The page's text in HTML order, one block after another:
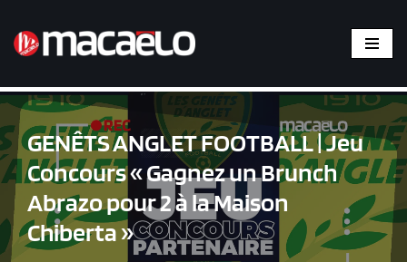
Aller
au
contenu
GENÊTS ANGLET FOOTBALL | Jeu
Concours « Gagnez un Brunch
Abrazo pour 2 à la Maison
Chiberta »